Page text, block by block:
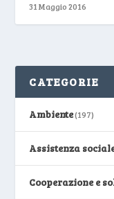
31 Maggio 2016
CATEGORIE
Ambiente(197)
Assistenza
Cooperazione e